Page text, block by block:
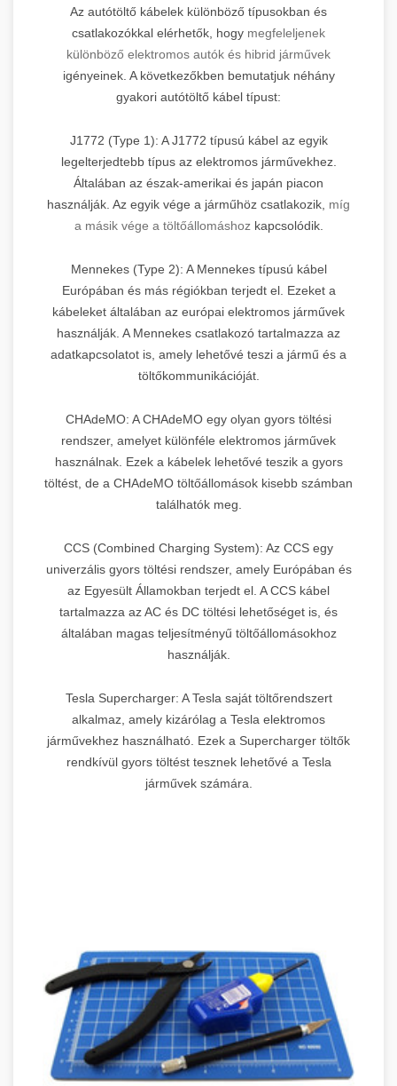
Az autótöltő kábelek különböző típusokban és
csatlakozókkal elérhetők, hogy megfeleljenek
különböző elektromos autók és hibrid járművek
igényeinek. A következőkben bemutatjuk néhány
gyakori autótöltő kábel típust:
J1772 (Type 1): A J1772 típusú kábel az egyik
legelterjedtebb típus az elektromos járművekhez.
Általában az észak-amerikai és japán piacon
használják. Az egyik vége a járműhöz csatlakozik, míg
a másik vége a töltőállomáshoz kapcsolódik.
Mennekes (Type 2): A Mennekes típusú kábel
Európában és más régiókban terjedt el. Ezeket a
kábeleket általában az európai elektromos járművek
használják. A Mennekes csatlakozó tartalmazza az
adatkapcsolatot is, amely lehetővé teszi a jármű és a
töltőkommunikációját.
CHAdeMO: A CHAdeMO egy olyan gyors töltési
rendszer, amelyet különféle elektromos járművek
használnak. Ezek a kábelek lehetővé teszik a gyors
töltést, de a CHAdeMO töltőállomások kisebb számban
találhatók meg.
CCS (Combined Charging System): Az CCS egy
univerzális gyors töltési rendszer, amely Európában és
az Egyesült Államokban terjedt el. A CCS kábel
tartalmazza az AC és DC töltési lehetőséget is, és
általában magas teljesítményű töltőállomásokhoz
használják.
Tesla Supercharger: A Tesla saját töltőrendszert
alkalmaz, amely kizárólag a Tesla elektromos
járművekhez használható. Ezek a Supercharger töltők
rendkívül gyors töltést tesznek lehetővé a Tesla
járművek számára.